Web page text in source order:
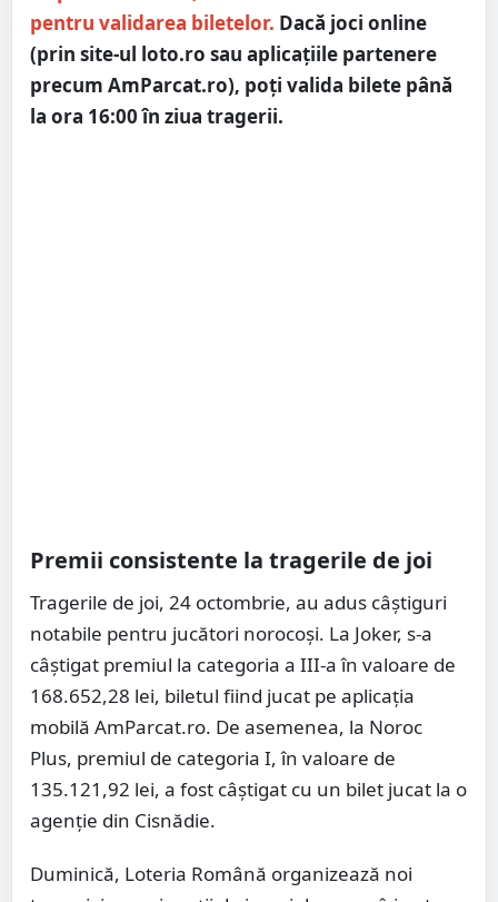
pentru validarea biletelor. Dacă joci online
(prin site-ul loto.ro sau aplicațiile partenere
precum AmParcat.ro), poți valida bilete până
la ora 16:00 în ziua tragerii.
Premii consistente la tragerile de joi
Tragerile de joi, 24 octombrie, au adus câștiguri
notabile pentru jucători norocoși. La Joker, s-a
câștigat premiul la categoria a III-a în valoare de
168.652,28 lei, biletul fiind jucat pe aplicația
mobilă AmParcat.ro. De asemenea, la Noroc
Plus, premiul de categoria I, în valoare de
135.121,92 lei, a fost câștigat cu un bilet jucat la o
agenție din Cisnădie.
Duminică, Loteria Română organizează noi